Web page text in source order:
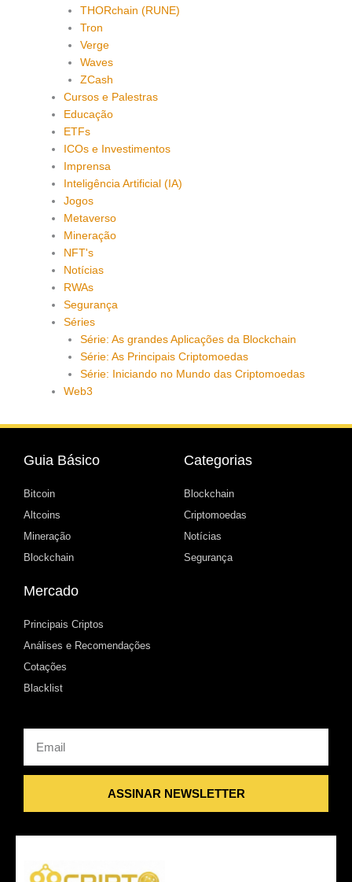
THORchain (RUNE)
Tron
Verge
Waves
ZCash
Cursos e Palestras
Educação
ETFs
ICOs e Investimentos
Imprensa
Inteligência Artificial (IA)
Jogos
Metaverso
Mineração
NFT's
Notícias
RWAs
Segurança
Séries
Série: As grandes Aplicações da Blockchain
Série: As Principais Criptomoedas
Série: Iniciando no Mundo das Criptomoedas
Web3
Guia Básico
Bitcoin
Altcoins
Mineração
Blockchain
Categorias
Blockchain
Criptomoedas
Notícias
Segurança
Mercado
Principais Criptos
Análises e Recomendações
Cotações
Blacklist
ASSINAR NEWSLETTER